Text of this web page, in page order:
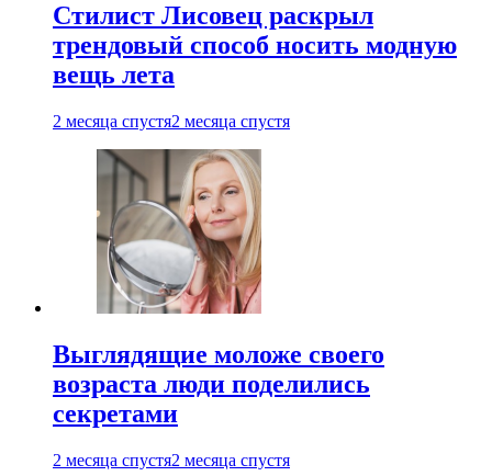
Стилист Лисовец раскрыл
трендовый способ носить модную
вещь лета
2 месяца спустя2 месяца спустя
Выглядящие моложе своего
возраста люди поделились
секретами
2 месяца спустя2 месяца спустя